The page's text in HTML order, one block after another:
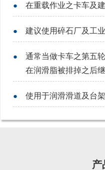
● 在重载作业之卡车及
● 建议使用碎石厂及工
●
通常当做卡车之第五
在润滑脂被排掉之后
● 使用于润滑滑道及台架
产